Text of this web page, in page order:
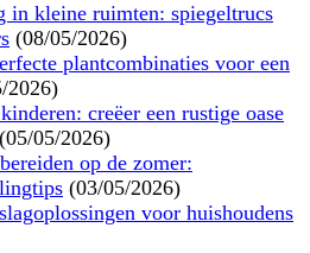
in kleine ruimten: spiegeltrucs
(08/05/2026)
plantcombinaties voor een
2026)
creëer een rustige oase
(05/05/2026)
op de zomer:
(03/05/2026)
voor huishoudens